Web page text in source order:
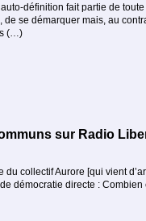
définition fait partie de
de se démarquer mais, au
(…)
sur Radio
collectif Aurore [qui vient
démocratie directe :